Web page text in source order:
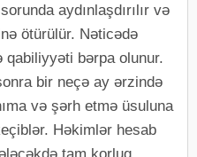
aydınlaşdırılır və
ötürülür. Nəticədə
qabiliyyəti bərpa olunur.
bir neçə ay ərzində
və şərh etmə üsuluna
Həkimlər hesab
tam korluq